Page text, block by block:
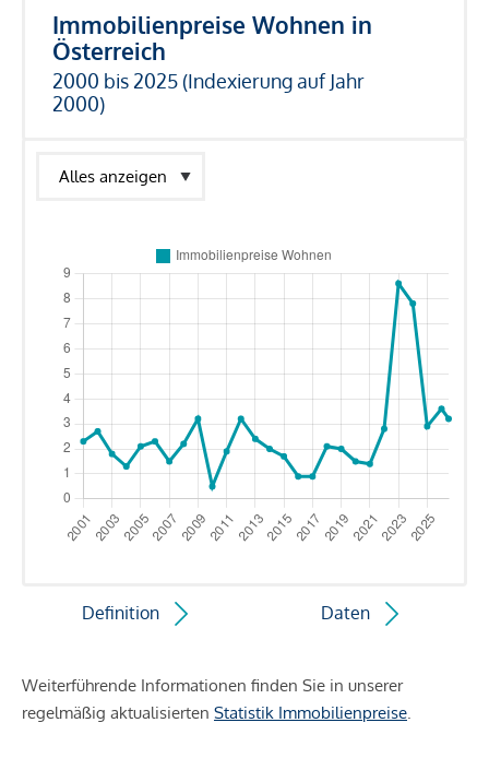
Immobilienpreise Wohnen in
Österreich
2000 bis 2025 (Indexierung auf Jahr
2000)
Definition Daten
Weiterführende Informationen finden Sie in unserer
regelmäßig aktualisierten Statistik Immobilienpreise